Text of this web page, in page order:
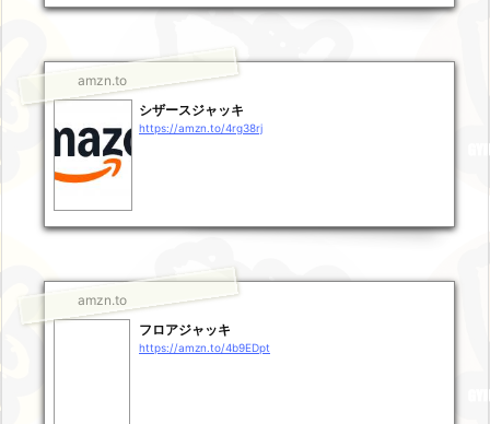
amzn.to
シザースジャッキ
https://amzn.to/4rg38rj
amzn.to
フロアジャッキ
https://amzn.to/4b9EDpt